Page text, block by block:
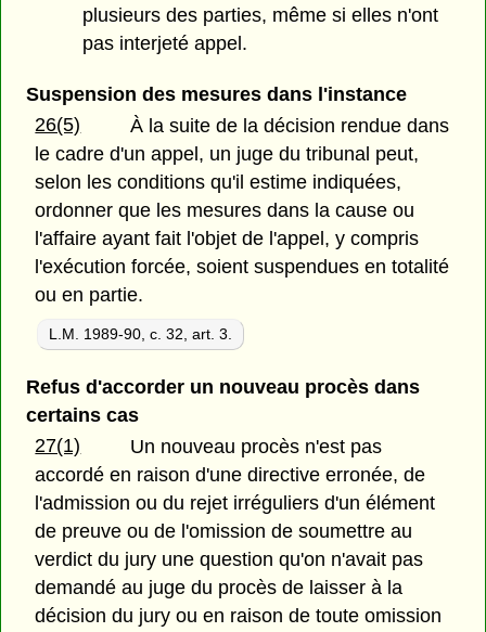
plusieurs des parties, même si elles n'ont
pas interjeté appel.
Suspension des mesures dans l'instance
26(5)
À la suite de la décision rendue dans
le cadre d'un appel, un juge du tribunal peut,
selon les conditions qu'il estime indiquées,
ordonner que les mesures dans la cause ou
l'affaire ayant fait l'objet de l'appel, y compris
l'exécution forcée, soient suspendues en totalité
ou en partie.
L.M. 1989-90, c. 32, art. 3.
Refus d'accorder un nouveau procès dans
certains cas
27(1)
Un nouveau procès n'est pas
accordé en raison d'une directive erronée, de
l'admission ou du rejet irréguliers d'un élément
de preuve ou de l'omission de soumettre au
verdict du jury une question qu'on n'avait pas
demandé au juge du procès de laisser à la
décision du jury ou en raison de toute omission